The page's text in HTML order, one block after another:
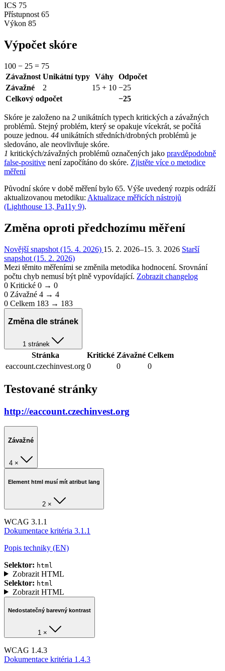
ICS 75
Přístupnost 65
Výkon 85
Výpočet skóre
100 − 25 = 75
Závažnost Unikátní typy Váhy Odpočet
Závažné
2 15 + 10 −25
Celkový odpočet
−25
Skóre je založeno na 2 unikátních typech kritických a závažných
problémů. Stejný problém, který se opakuje vícekrát, se počítá
pouze jednou. 44 unikátních středních/drobných problémů je
sledováno, ale neovlivňuje skóre.
1 kritických/závažných problémů označených jako pravděpodobně
false-positive není započítáno do skóre. Zjistěte více o metodice
měření
Původní skóre v době měření bylo 65. Výše uvedený rozpis odráží
aktualizovanou metodiku: Aktualizace měřicích nástrojů
(Lighthouse 13, Pa11y 9).
Změna oproti předchozímu měření
Novější snapshot (15. 4. 2026) 15. 2. 2026–15. 3. 2026 Starší
snapshot (15. 2. 2026)
Mezi těmito měřeními se změnila metodika hodnocení. Srovnání
počtu chyb nemusí být plně vypovídající. Zobrazit changelog
0 Kritické 0 → 0
0 Závažné 4 → 4
0 Celkem 183 → 183
Změna dle stránek
1 stránek
Stránka Kritické Závažné Celkem
eaccount.czechinvest.org 0 0 0
Testované stránky
http://eaccount.czechinvest.org
Závažné
4 ×
Element html musí mít atribut lang
2 ×
WCAG 3.1.1
Dokumentace kritéria 3.1.1
Popis techniky (EN)
Selektor: html
Zobrazit HTML
Selektor: html
Zobrazit HTML
Nedostatečný barevný kontrast
1 ×
WCAG 1.4.3
Dokumentace kritéria 1.4.3